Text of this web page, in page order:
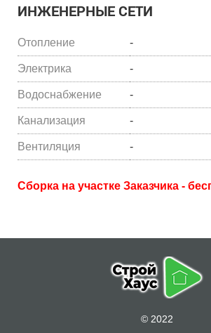
ИНЖЕНЕРНЫЕ СЕТИ
Отопление -
Электрика -
Водоснабжение -
Канализация -
Вентиляция -
Сборка на участке Заказчика -
© 2022